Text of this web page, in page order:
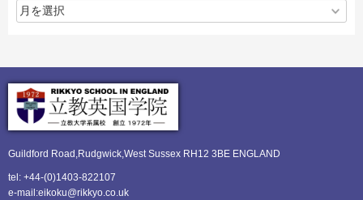
Guildford Road,Rudgwick,West Sussex RH12 3BE ENGLAND
tel: +44-(0)1403-822107
e-mail:eikoku@rikkyo.co.uk